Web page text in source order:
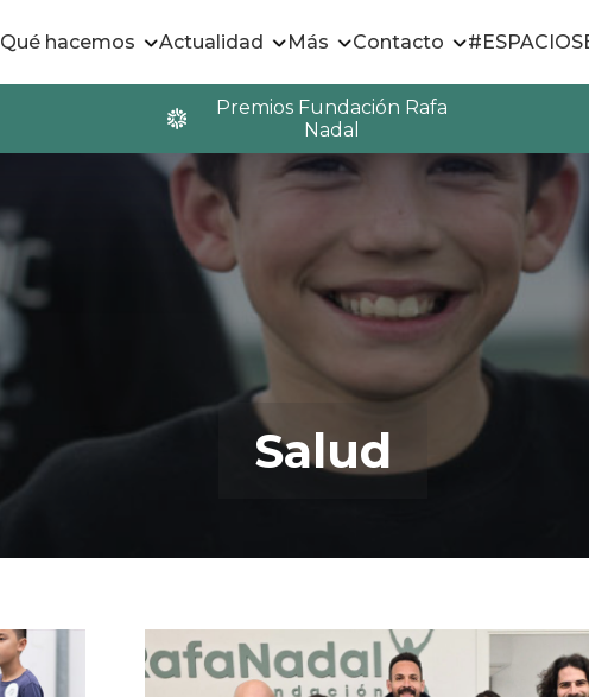
Qué hacemos Actualidad Más Contacto
Premios Fundación Rafa
Nadal
Salud